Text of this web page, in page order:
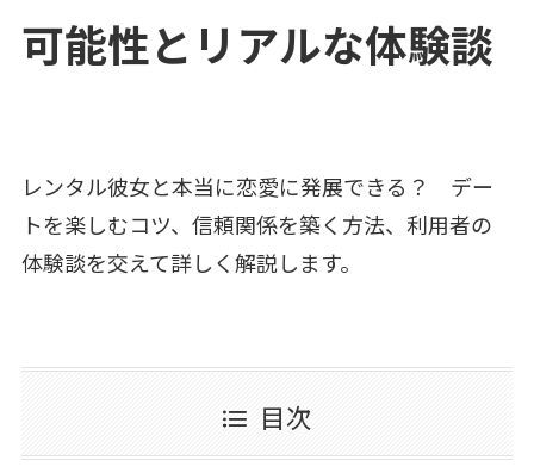
可能性とリアルな体験談
レンタル彼女と本当に恋愛に発展できる？ デー
トを楽しむコツ、信頼関係を築く方法、利用者の
体験談を交えて詳しく解説します。
目次